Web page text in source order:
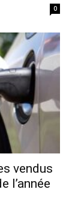
0
vendus
l’année